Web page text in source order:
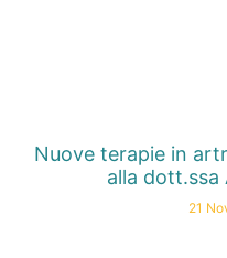
Nuove terapie in
alla dott.ssa
21